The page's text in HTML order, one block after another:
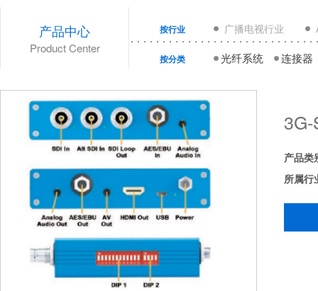
产品中心
Product Center
按行业 广播电视行业
按分类 光纤系统 连接器
产品类
所属行